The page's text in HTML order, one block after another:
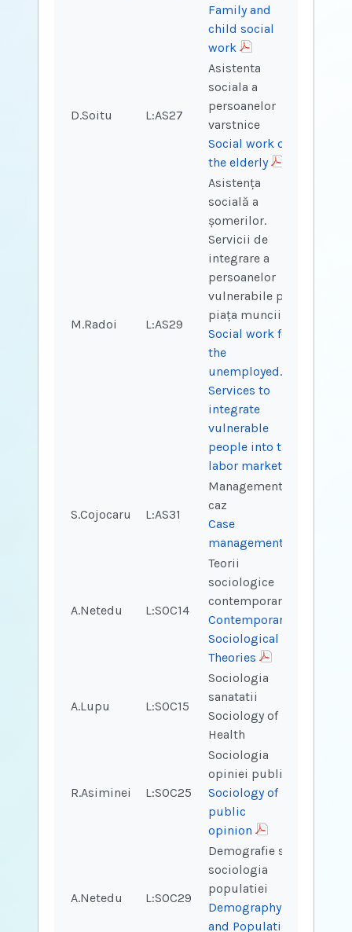
Family and
child social
work
D.Soitu L:AS27
Asistenta
sociala a
persoanelor
varstnice
Social work of
the elderly
M.Radoi L:AS29
Asistența
socială a
șomerilor.
Servicii de
integrare a
persoanelor
vulnerabile pe
piața muncii
Social work for
the
unemployed.
Services to
integrate
vulnerable
people into the
labor market
S.Cojocaru L:AS31
Management de
caz
Case
management
A.Netedu L:SOC14
Teorii
sociologice
contemporane
Contemporary
Sociological
Theories
A.Lupu L:SOC15
Sociologia
sanatatii
Sociology of
Health
R.Asiminei L:SOC25
Sociologia
opiniei publice
Sociology of
public
opinion
A.Netedu L:SOC29
Demografie si
sociologia
populatiei
Demography
and Population